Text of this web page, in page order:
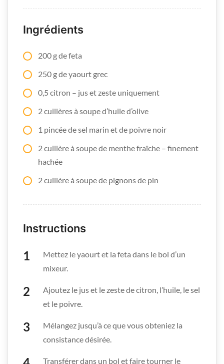
Ingrédients
200 g de feta
250 g de yaourt grec
0,5 citron – jus et zeste uniquement
2 cuillères à soupe d’huile d’olive
1 pincée de sel marin et de poivre noir
2 cuillère à soupe de menthe fraîche – finement
hachée
2 cuillère à soupe de pignons de pin
Instructions
Mettez le yaourt et la feta dans le bol d’un
mixeur.
Ajoutez le jus et le zeste de citron, l’huile, le sel
et le poivre.
Mélangez jusqu’à ce que vous obteniez la
consistance désirée.
Transférer dans un bol et faire tourner le